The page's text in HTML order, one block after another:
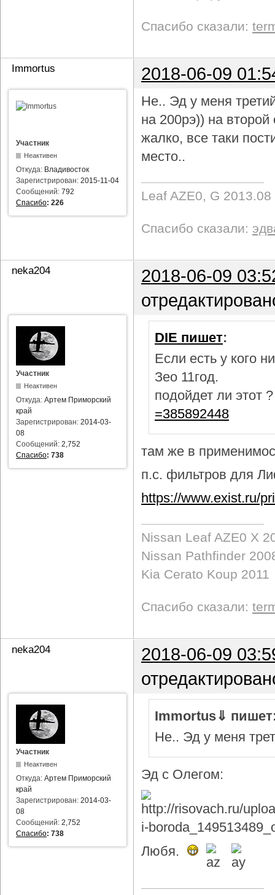
Спасибо сказали:
Immortus 2018-06-09
Участник
Неактивен
Откуда: Владивосток
Зарегистрирован: 2015-11-04
Сообщений: 792
Спасибо: 226
Не.. Эд у меня
на 200рэ)) на
жалко, все таки
место..
Leaf AZE0, G 2013.08
Спасибо сказали:
neka204
2018-06-09
Участник
Неактивен
Откуда: Артем Приморский
край
Зарегистрирован: 2014-03-
08
Сообщений: 2,752
Спасибо: 738
DIE пишет:
Если есть у кого
Зео 11год.
подойдет ли этот
=385892448
там же в
п.с. фильтров для
https://www.exist.ru/
Nissan Leaf AZE0 X
Nissan Pathfinder
Kia Cerato Koup 2011
Спасибо сказали:
neka204
2018-06-09
Участник
Неактивен
Откуда: Артем Приморский
край
Зарегистрирован: 2014-03-
08
Сообщений: 2,752
Спасибо: 738
Immortus⇓
Не.. Эд у меня
Эд с Олегом:
Любя.